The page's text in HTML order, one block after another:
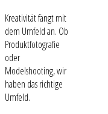
Kreativität fängt mit
dem Umfeld an. Ob
Produktfotografie
oder
Modelshooting, wir
haben das richtige
Umfeld.